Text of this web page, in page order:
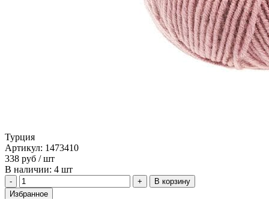
Турция
Артикул: 1473410
338 руб / шт
В наличии: 4 шт
В корзину
Избранное